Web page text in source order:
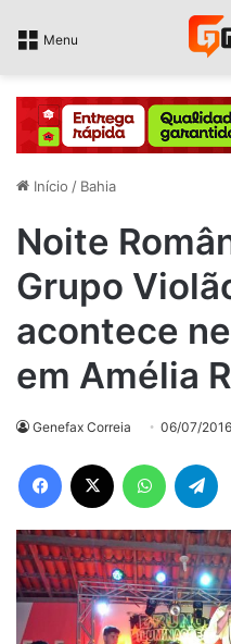
Menu
Início / Bahia
Noite
Grupo
acontece
em Amélia
Genefax Correia 06/07/
Facebook WhatsApp